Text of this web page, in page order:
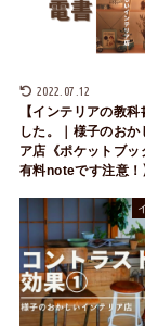
2022.07.12
【インテリアの教
した。｜様子のおか
ア店《ポケットブ
有料noteです注意！